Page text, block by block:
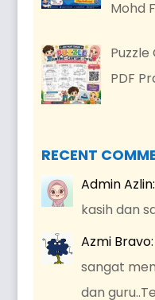
Mohd
PDF
RECENT
Admin Azlin
kasih dan
Azmi Bravo
sangat
dan